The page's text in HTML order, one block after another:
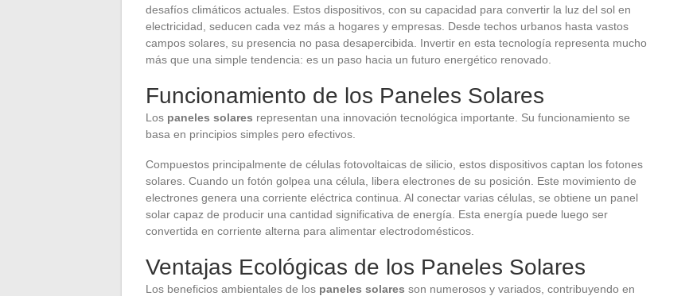
desafíos climáticos actuales. Estos dispositivos, con su capacidad para convertir la luz del sol en
electricidad, seducen cada vez más a hogares y empresas. Desde techos urbanos hasta vastos
campos solares, su presencia no pasa desapercibida. Invertir en esta tecnología representa mucho
más que una simple tendencia: es un paso hacia un futuro energético renovado.
Funcionamiento de los Paneles Solares
Los paneles solares representan una innovación tecnológica importante. Su funcionamiento se
basa en principios simples pero efectivos.
Compuestos principalmente de células fotovoltaicas de silicio, estos dispositivos captan los fotones
solares. Cuando un fotón golpea una célula, libera electrones de su posición. Este movimiento de
electrones genera una corriente eléctrica continua. Al conectar varias células, se obtiene un panel
solar capaz de producir una cantidad significativa de energía. Esta energía puede luego ser
convertida en corriente alterna para alimentar electrodomésticos.
Ventajas Ecológicas de los Paneles Solares
Los beneficios ambientales de los paneles solares son numerosos y variados, contribuyendo en